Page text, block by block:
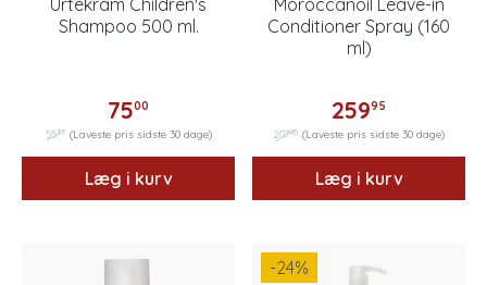
Shampoo 500 ml.
7500
5537 (Laveste pris sidste 30 dage)
Læg i kurv
Conditioner Spray (160
ml)
25995
20796 (Laveste pris sidste 30 dage)
Læg i kurv
-24%